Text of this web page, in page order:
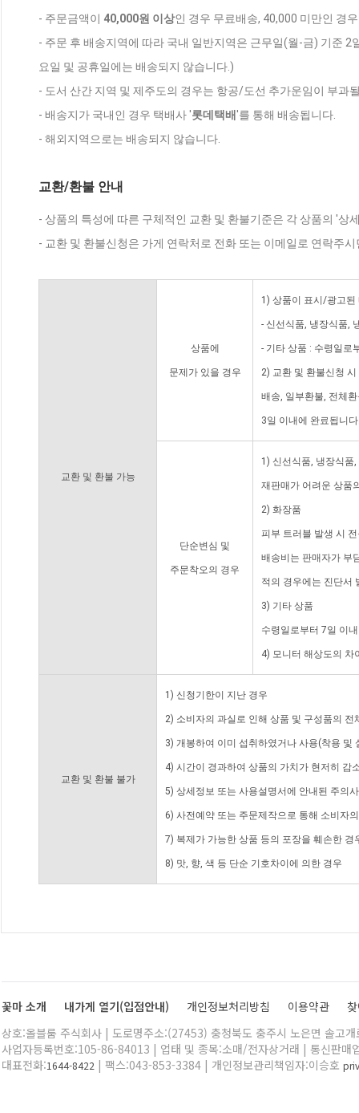
- 주문금액이 40,000원 이상인 경우 무료배송, 40,000 미만인 경
- 주문 후 배송지역에 따라 국내 일반지역은 근무일(월-금) 기준
요일 및 공휴일에는 배송되지 않습니다.)
- 도서 산간 지역 및 제주도의 경우는 항공/도선 추가운임이 부과
- 배송지가 국내인 경우 택배사 '롯데택배'를 통해 배송됩니다.
- 해외지역으로는 배송되지 않습니다.
교환/환불 안내
- 상품의 특성에 따른 구체적인 교환 및 환불기준은 각 상품의 '상
- 교환 및 환불신청은 가게 연락처로 전화 또는 이메일로 연락주
교환 및 환불 가능
상품에
문제가 있을 경우
1) 상품이 표시/광고된
- 신선식품, 냉장식품,
- 기타 상품 : 수령일로
2) 교환 및 환불신청
배송, 일부환불, 전체
3일 이내에 완료됩니
단순변심 및
주문착오의 경우
1) 신선식품, 냉장식품
재판매가 어려운 상품
2) 화장품
피부 트러블 발생 시
배송비는 판매자가 부
적의 경우에는 진단서
3) 기타 상품
수령일로부터 7일 이
4) 모니터 해상도의 차
교환 및 환불 불가
1) 신청기한이 지난 경우
2) 소비자의 과실로 인해 상품 및 구성품의
3) 개봉하여 이미 섭취하였거나 사용(착용 및
4) 시간이 경과하여 상품의 가치가 현저히 감
5) 상세정보 또는 사용설명서에 안내된 주의
6) 사전예약 또는 주문제작으로 통해 소비자
7) 복제가 가능한 상품 등의 포장을 훼손한 경
8) 맛, 향, 색 등 단순 기호차이에 의한 경우
꽃마 소개 내가게 열기(입점안내) 개인정보처리방침 이용약관
상호:올블룸 주식회사 | 도로명주소:(27453) 충청북도 충주시 노은면 솔고
사업자등록번호:105-86-84013 | 업태 및 종목:소매/전자상거래 | 통신판매
대표전화:1644-8422 | 팩스:043-853-3384 | 개인정보관리책임자:이승호